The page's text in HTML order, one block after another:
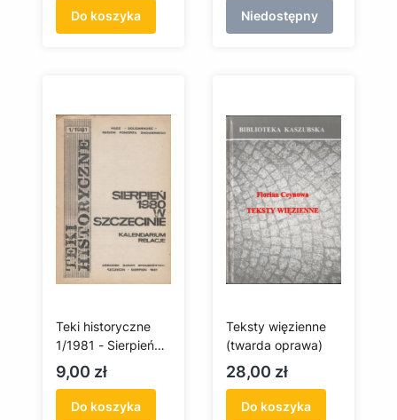
Do koszyka Niedostępny
Teki historyczne
1/1981 - Sierpień
1980 w Szczecinie
(antykwariat)
Cena
9,00 zł
Do koszyka
Teksty więzienne
(twarda oprawa)
Cena
28,00 zł
Do koszyka